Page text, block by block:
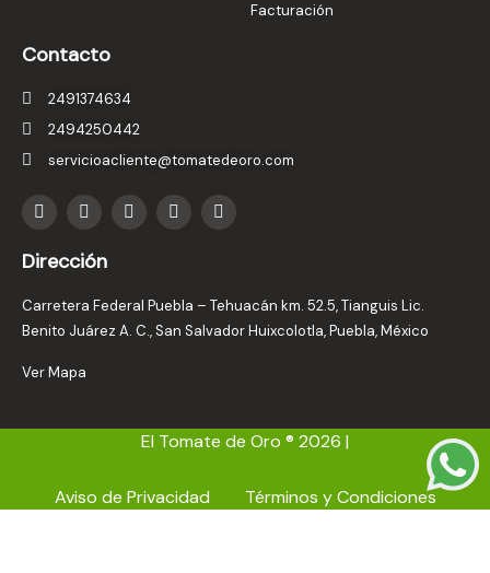
Facturación
Contacto
2491374634
2494250442
servicioacliente@tomatedeoro.com
T
i
k
t
o
I
n
s
t
a
r
a
m
F
a
c
o
Y
o
u
e
L
i
n
i
n
-
Dirección
Carretera Federal Puebla – Tehuacán km. 52.5, Tianguis Lic.
Benito Juárez A. C., San Salvador Huixcolotla, Puebla, México
Ver Mapa
El Tomate de Oro ® 2026 |
Aviso de Privacidad Términos y Condiciones